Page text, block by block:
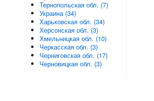
Тернопольская обл. (7)
Украина (34)
Харьковская обл. (34)
Херсонская обл. (3)
Хмельницкая обл. (10)
Черкасская обл. (3)
Черниговская обл. (17)
Черновицкая обл. (3)